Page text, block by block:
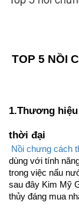
TOP 5 NỒI
1.Thương
thời đại
Nồi chưng cách
dùng với tính
trong việc nấu
sau đây Kim Mỹ
thủy đáng mua